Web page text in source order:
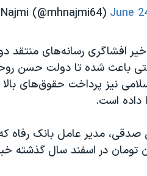
June
افشاگری رسانه‌های
باعث شده تا دولت حسن
نیز پرداخت حقوق‌های بالا
داده است.
صدقی، مدیر عامل بانک رفاه
تومان در اسفند سال گذشته